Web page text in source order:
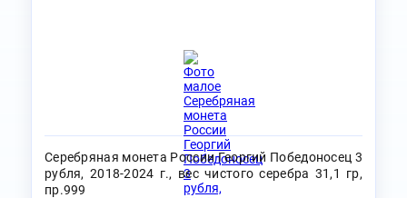
Серебряная монета России Георгий Победоносец 3
рубля, 2018-2024 г., вес чистого серебра 31,1 гр,
пр.999